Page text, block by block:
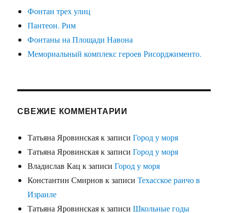
Фонтан трех улиц
Пантеон. Рим
Фонтаны на Площади Навона
Мемориальный комплекс героев Рисорджименто.
СВЕЖИЕ КОММЕНТАРИИ
Татьяна Яровинскаяк записиГород у моря
Татьяна Яровинскаяк записиГород у моря
Владислав Кац к записиГород у моря
Константин Смирнов к записиТехасское ранчо в
Израиле
Татьяна Яровинскаяк записиШкольные годы